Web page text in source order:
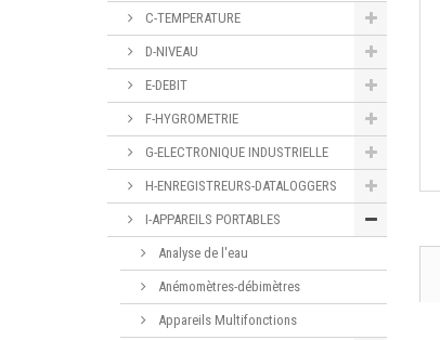
C-TEMPERATURE
D-NIVEAU
E-DEBIT
F-HYGROMETRIE
G-ELECTRONIQUE INDUSTRIELLE
H-ENREGISTREURS-DATALOGGERS
I-APPAREILS PORTABLES
Analyse de l'eau
Anémomètres-débimètres
Appareils Multifonctions